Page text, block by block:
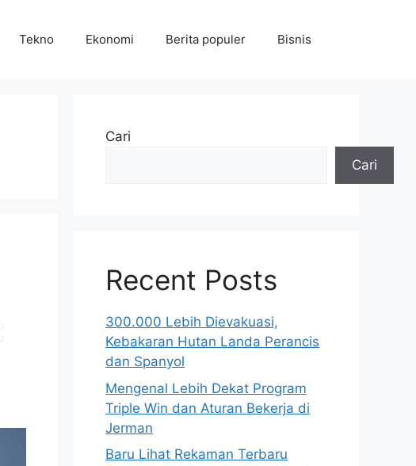
Tekno Ekonomi Berita populer Bisnis
Cari
Cari
Recent Posts
300.000 Lebih Dievakuasi,
Kebakaran Hutan Landa Perancis
dan Spanyol
Mengenal Lebih Dekat Program
Triple Win dan Aturan Bekerja di
Jerman
Baru Lihat Rekaman Terbaru